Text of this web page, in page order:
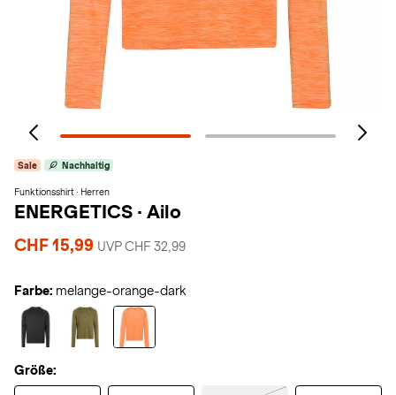
Sale Nachhaltig
Funktionsshirt · Herren
ENERGETICS · Ailo
CHF 15,99 UVP CHF 32,99
Farbe: melange-orange-dark
Größe: